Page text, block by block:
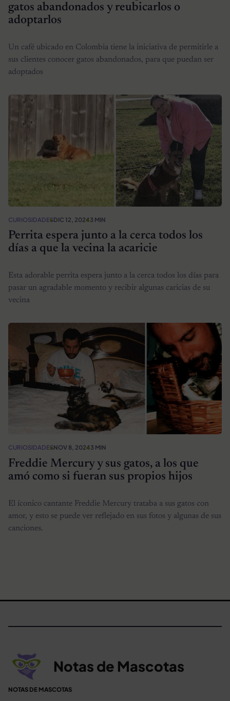
gatos abandonados y reubicarlos o
adoptarlos
Un café ubicado en Colombia tiene la iniciativa de permitirle a
sus clientes conocer gatos abandonados, para que puedan ser
adoptados
CURIOSIDADESDIC 12, 20243 MIN
Perrita espera junto a la cerca todos los
días a que la vecina la acaricie
Esta adorable perrita espera junto a la cerca todos los días para
pasar un agradable momento y recibir algunas caricias de su
vecina
CURIOSIDADESNOV 8, 20243 MIN
Freddie Mercury y sus gatos, a los que
amó como si fueran sus propios hijos
El íconico cantante Freddie Mercury trataba a sus gatos con
amor, y esto se puede ver reflejado en sus fotos y algunas de sus
canciones.
Notas de Mascotas
NOTAS DE MASCOTAS